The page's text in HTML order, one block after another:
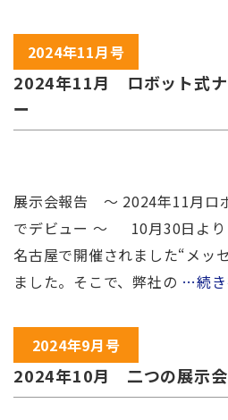
2024年11月号
2024年11月 ロボット式ナ
ー
展示会報告 ～ 2024年11月ロ
でデビュー ～ 10月30日より
名古屋で開催されました“メッ
ました。そこで、弊社の …続き
2024年9月号
2024年10月 二つの展示会